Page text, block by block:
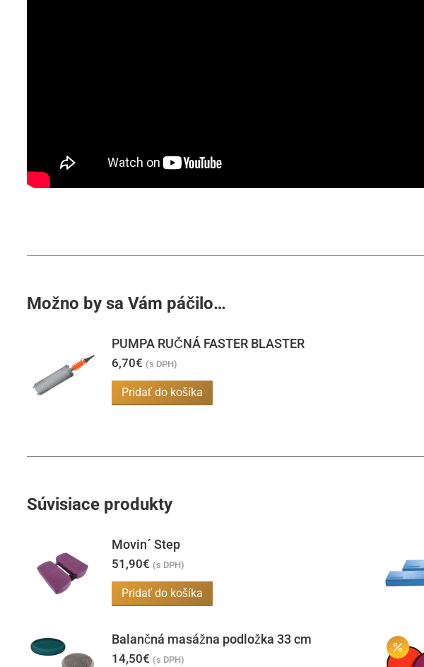
Možno by sa Vám páčilo…
PUMPA RUČNÁ FASTER BLASTER
6,70€ (s DPH)
Pridať do košíka
Súvisiace produkty
Movin´ Step
51,90€ (s DPH)
Pridať do košíka
Balančná masážna podložka 33 cm
14,50€ (s DPH)